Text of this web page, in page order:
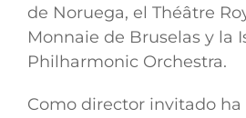
de Noruega, el Théâtre
Monnaie de Bruselas y la
Philharmonic Orchestra.
Como director invitado